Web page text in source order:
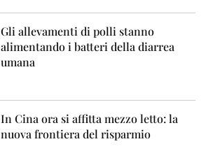
Gli allevamenti di polli stanno
alimentando i batteri della diarrea
umana
In Cina ora si affitta mezzo letto: la
nuova frontiera del risparmio